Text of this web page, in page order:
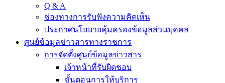
Q & A
ช่องทางการรับฟังความคิดเห็น
ประกาศนโยบายคุ้มครองข้อมูลส่วนบุคคล
ศูนย์ข้อมูลข่าวสารทางราชการ
การจัดตั้งศูนย์ข้อมูลข่าวสาร
เจ้าหน้าที่รับผิดชอบ
ขั้นตอนการให้บริการ